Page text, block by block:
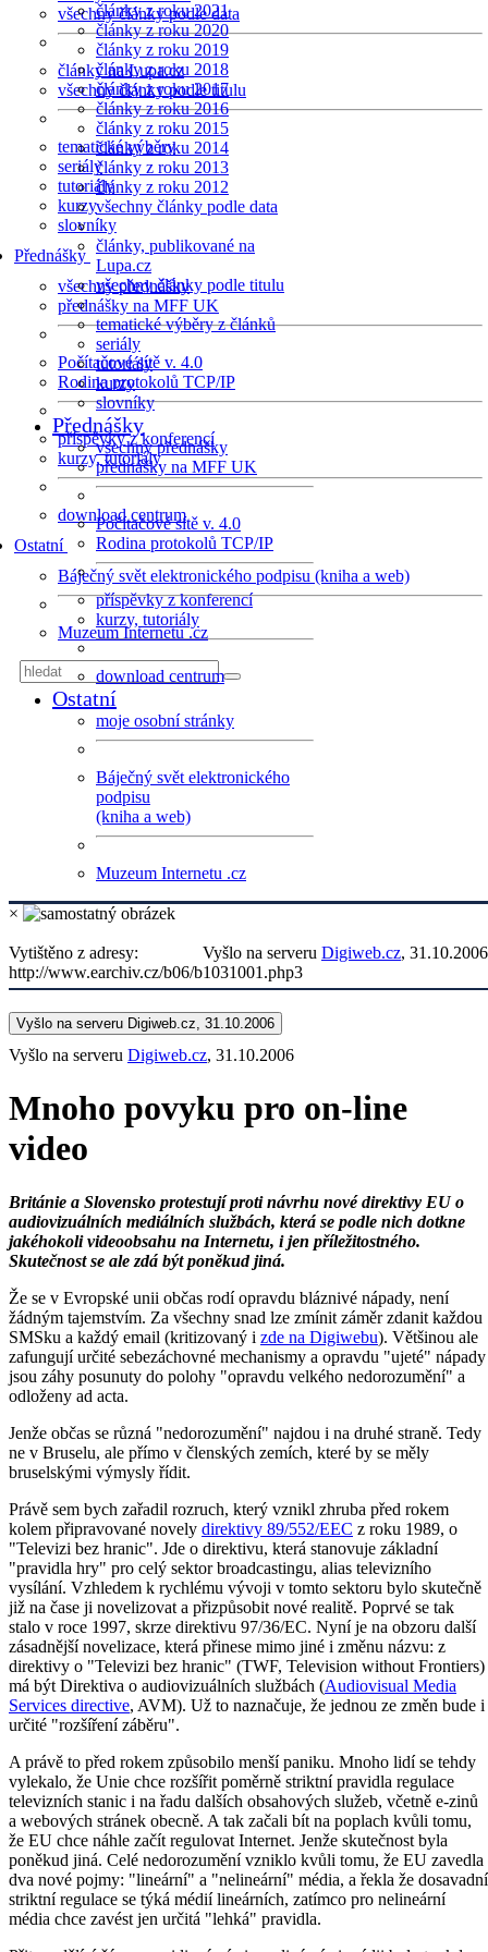
všechny články podle data
články na Lupa.cz
všechny články podle titulu
tematické výběry
seriály
tutoriály
kurzy
slovníky
Přednášky
všechny přednášky
přednášky na MFF UK
Počítačové sítě v. 4.0
Rodina protokolů TCP/IP
příspěvky z konferencí
kurzy, tutoriály
download centrum
Ostatní
Báječný svět elektronického podpisu (kniha a web)
Muzeum Internetu .cz
články z roku 2021
články z roku 2020
články z roku 2019
články z roku 2018
články z roku 2017
články z roku 2016
články z roku 2015
články z roku 2014
články z roku 2013
články z roku 2012
všechny články podle data
články, publikované na
Lupa.cz
všechny články podle titulu
tematické výběry z článků
seriály
tutoriály
kurzy
slovníky
Přednášky
všechny přednášky
přednášky na MFF UK
Počítačové sítě v. 4.0
Rodina protokolů TCP/IP
příspěvky z konferencí
kurzy, tutoriály
download centrum
Ostatní
moje osobní stránky
Báječný svět elektronického
podpisu
(kniha a web)
Muzeum Internetu .cz
×
Vyšlo na serveru Digiweb.cz, 31.10.2006
Vytištěno z adresy:
http://www.earchiv.cz/b06/b1031001.php3
Vyšlo na serveru Digiweb.cz, 31.10.2006
Vyšlo na serveru Digiweb.cz, 31.10.2006
Mnoho povyku pro on-line
video
Británie a Slovensko protestují proti návrhu nové direktivy EU o
audiovizuálních mediálních službách, která se podle nich dotkne
jakéhokoli videoobsahu na Internetu, i jen příležitostného.
Skutečnost se ale zdá být poněkud jiná.
Že se v Evropské unii občas rodí opravdu bláznivé nápady, není
žádným tajemstvím. Za všechny snad lze zmínit záměr zdanit každou
SMSku a každý email (kritizovaný i zde na Digiwebu). Většinou ale
zafungují určité sebezáchovné mechanismy a opravdu "ujeté" nápady
jsou záhy posunuty do polohy "opravdu velkého nedorozumění" a
odloženy ad acta.
Jenže občas se různá "nedorozumění" najdou i na druhé straně. Tedy
ne v Bruselu, ale přímo v členských zemích, které by se měly
bruselskými výmysly řídit.
Právě sem bych zařadil rozruch, který vznikl zhruba před rokem
kolem připravované novely direktivy 89/552/EEC z roku 1989, o
"Televizi bez hranic". Jde o direktivu, která stanovuje základní
"pravidla hry" pro celý sektor broadcastingu, alias televizního
vysílání. Vzhledem k rychlému vývoji v tomto sektoru bylo skutečně
již na čase ji novelizovat a přizpůsobit nové realitě. Poprvé se tak
stalo v roce 1997, skrze direktivu 97/36/EC. Nyní je na obzoru další
zásadnější novelizace, která přinese mimo jiné i změnu názvu: z
direktivy o "Televizi bez hranic" (TWF, Television without Frontiers)
má být Direktiva o audiovizuálních službách (Audiovisual Media
Services directive, AVM). Už to naznačuje, že jednou ze změn bude i
určité "rozšíření záběru".
A právě to před rokem způsobilo menší paniku. Mnoho lidí se tehdy
vylekalo, že Unie chce rozšířit poměrně striktní pravidla regulace
televizních stanic i na řadu dalších obsahových služeb, včetně e-zinů
a webových stránek obecně. A tak začali bít na poplach kvůli tomu,
že EU chce náhle začít regulovat Internet. Jenže skutečnost byla
poněkud jiná. Celé nedorozumění vzniklo kvůli tomu, že EU zavedla
dva nové pojmy: "lineární" a "nelineární" média, a řekla že dosavadní
striktní regulace se týká médií lineárních, zatímco pro nelineární
média chce zavést jen určitá "lehká" pravidla.